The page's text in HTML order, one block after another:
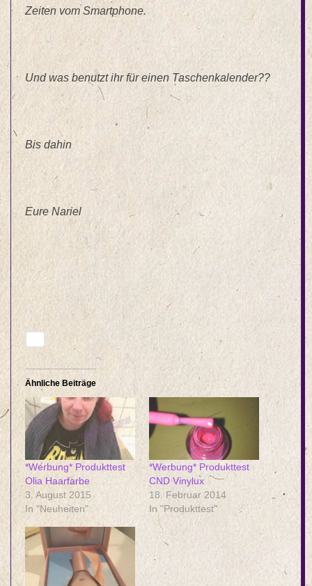
Zeiten vom Smartphone.
Und was benutzt ihr für einen Taschenkalender??
Bis dahin
Eure Nariel
Ähnliche Beiträge
*Werbung* Produkttest
Olia Haarfarbe
3. August 2015
In "Neuheiten"
*Werbung* Produkttest
CND Vinylux
18. Februar 2014
In "Produkttest"